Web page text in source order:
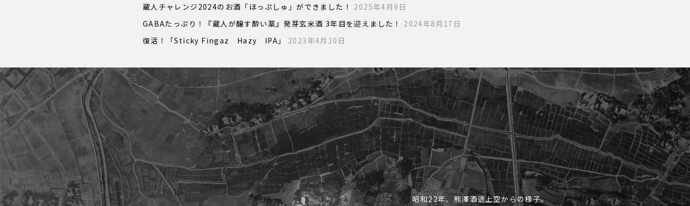
蔵人チャレンジ2024のお酒「ほっぷしゅ」ができました！ 2025年4月9日
GABAたっぷり！『蔵人が醸す酔い薬』発芽玄米酒 3年目を迎えました！
2024年8月17日
復活！「Sticky Fingaz Hazy IPA」
2023年4月10日
昭和22年、熊澤酒造上空からの様子。